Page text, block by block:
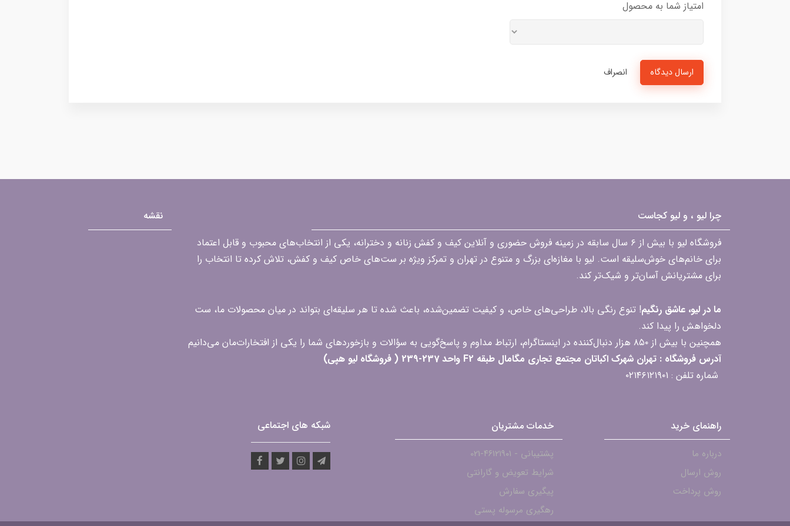
امتیاز شما به محصول
ارسال دیدگاه انصراف
چرا لیو ، و لیو کجاست
فروشگاه لیو با بیش از ۶ سال سابقه در زمینه فروش حضوری و آنلاین کیف و کفش زنانه و دخترانه، یکی از انتخاب‌های محبوب و قابل اعتماد
برای خانم‌های خوش‌سلیقه است. لیو با مغازه‌ای بزرگ و متنوع در تهران و تمرکز ویژه بر ست‌های خاص کیف و کفش، تلاش کرده تا انتخاب را
برای مشتریانش آسان‌تر و شیک‌تر کند.
ما در لیو، عاشق رنگیم! تنوع رنگی بالا، طراحی‌های خاص، و کیفیت تضمین‌شده، باعث شده تا هر سلیقه‌ای بتواند در میان محصولات ما، ست
دلخواهش را پیدا کند.
همچنین با بیش از ۸۵۰ هزار دنبال‌کننده در اینستاگرام، ارتباط مداوم و پاسخ‌گویی به سؤالات و بازخوردهای شما را یکی از افتخارات‌مان می‌دانیم
آدرس فروشگاه : تهران شهرک اکباتان مجتمع تجاری مگامال طبقه F2 واحد 237-239 ( فروشگاه لیو هپی)
شماره تلفن : ۰۲۱۴۶۱۲۱۹۰۱
نقشه
راهنمای خرید
درباره ما
روش ارسال
روش پرداخت
خدمات مشتریان
پشتیبانی - ۴۶۱۲۱۹۰۱-021
شرایط تعویض و گارانتی
پیگیری سفارش
رهگیری مرسوله پستی
شبکه های اجتماعی